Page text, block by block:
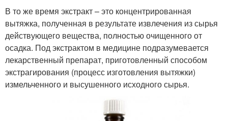
В то же время экстракт – это концентрированная
вытяжка, полученная в результате извлечения из сырья
действующего вещества, полностью очищенного от
осадка. Под экстрактом в медицине подразумевается
лекарственный препарат, приготовленный способом
экстрагирования (процесс изготовления вытяжки)
измельченного и высушенного исходного сырья.